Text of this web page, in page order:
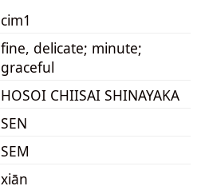
cim1
fine, delicate; minute;
graceful
HOSOI CHIISAI SHINAYAKA
SEN
SEM
xiān